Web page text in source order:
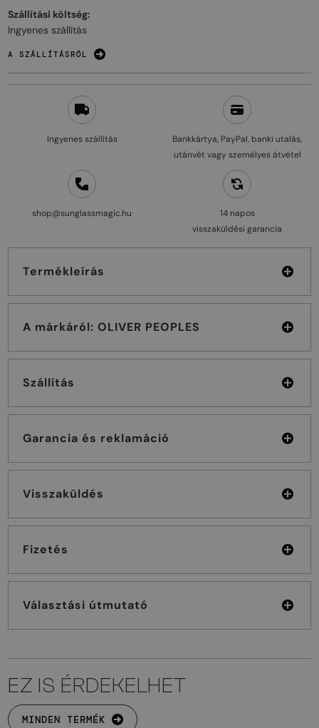
Ingyenes szállítás
Bankkártya, PayPal, banki utalás,
utánvét vagy személyes átvétel
shop@sunglassmagic.hu
14 napos
visszaküldési garancia
Termékleírás
A márkáról: OLIVER PEOPLES
Szállítás
Garancia és reklamáció
Visszaküldés
Fizetés
Választási útmutató
Szállítási költség:
Ingyenes szállítás
A SZÁLLÍTÁSRÓL
EZ IS ÉRDEKELHET
MINDEN TERMÉK